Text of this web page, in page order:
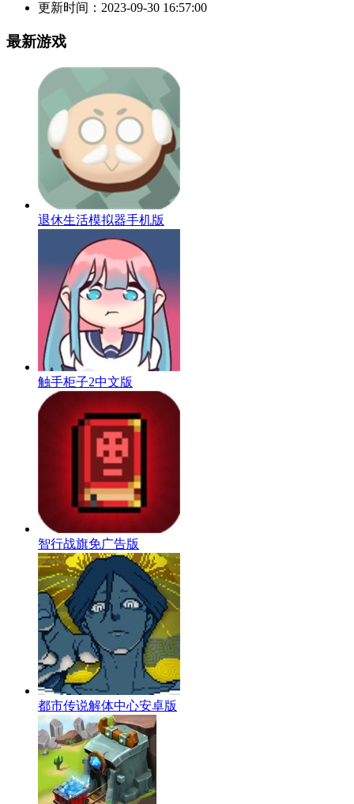
更新时间： 2023-09-30 16:57:00
最新游戏
退休生活模拟器手机版
触手柜子2中文版
智行战旗免广告版
都市传说解体中心安卓版